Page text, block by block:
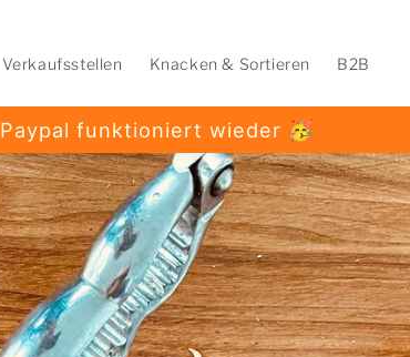
Verkaufsstellen Knacken & Sortieren B2B
Paypal funktioniert wieder 🥳